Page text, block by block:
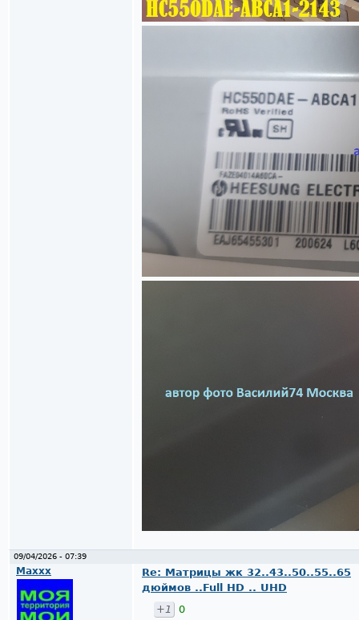
09/04/2026 - 07:39
Maxxx
Re: Матрицы жк 32..43..50..55..65
дюймов ..Full HD .. UHD
+1
0